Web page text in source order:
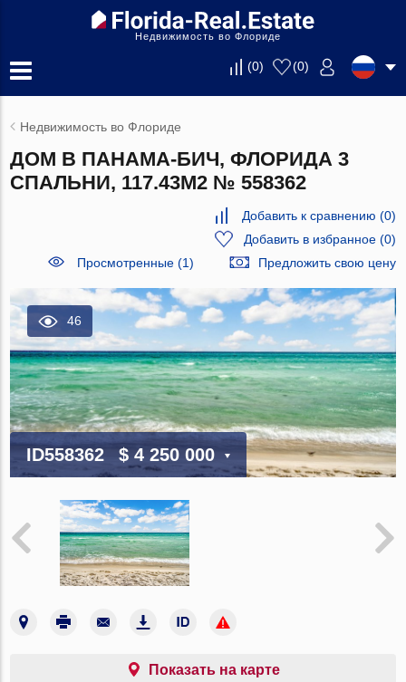
Недвижимость во Флориде
(0) (0)
Недвижимость во Флориде
ДОМ В ПАНАМА-БИЧ, ФЛОРИДА 3
СПАЛЬНИ, 117.43М2 № 558362
Добавить к сравнению (0)
Добавить в избранное(0)
Просмотренные (1)
Предложить свою цену
46
ID558362 $ 4 250 000
Показать на карте